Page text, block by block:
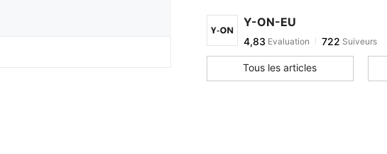
Y-ON-EU
4,83 Evaluation 722 Suiveurs
Tous les articles